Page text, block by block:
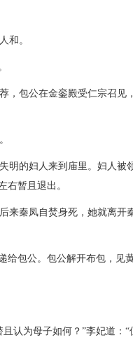
和。
，包公在金銮殿受仁宗召见
明的妇人来到庙里。妇人被
右暂且退出。
来秦凤自焚身死，她就离开
给包公。包公解开布包，见
认为母子如何？”李妃道：“